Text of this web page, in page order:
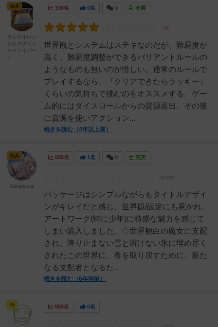
336名 0名 0 充実
世界観とシステムはステキなのだが、難易度が
高く、難易度調整ができるバリアントルールの
ようなものも無いのが惜しい。通常のルールで
プレイするなら、『クリアできたらラッキー』
くらいの気持ちで挑むのをオススメする。ゲー
ム的にはダイスロールからの資源産出、その後
に資源を使いアクション...
続きを読む（4年以上前）
仙人
カシスオレン
ジとスクリュ
ードライバー
♂
608名 1名 0 充実
パッケージはシンプルながらもタイトルデザイ
ンがキレイだと感じ、世界観/設定にも惹かれ、
アートワーク(特に少年)に特盛な魅力を感じて
しまい購入しました。◇世界観白の魔女に支配
され、降り止まない雪と溶けない氷に埋め尽く
されたこの世界に、春を取り戻すために、新た
なる支配者となるた...
続きを読む（6年弱前）
仙人
Cameloora
805名 0名
神